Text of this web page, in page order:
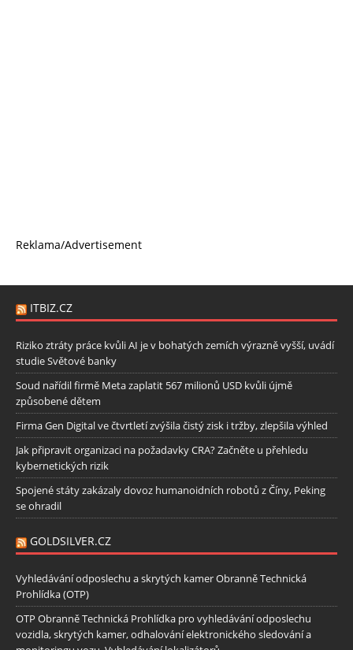
Reklama/Advertisement
ITBIZ.CZ
Riziko ztráty práce kvůli AI je v bohatých zemích výrazně vyšší, uvádí
studie Světové banky
Soud nařídil firmě Meta zaplatit 567 milionů USD kvůli újmě
způsobené dětem
Firma Gen Digital ve čtvrtletí zvýšila čistý zisk i tržby, zlepšila výhled
Jak připravit organizaci na požadavky CRA? Začněte u přehledu
kybernetických rizik
Spojené státy zakázaly dovoz humanoidních robotů z Číny, Peking
se ohradil
GOLDSILVER.CZ
Vyhledávání odposlechu a skrytých kamer Obranně Technická
Prohlídka (OTP)
OTP Obranně Technická Prohlídka pro vyhledávání odposlechu
vozidla, skrytých kamer, odhalování elektronického sledování a